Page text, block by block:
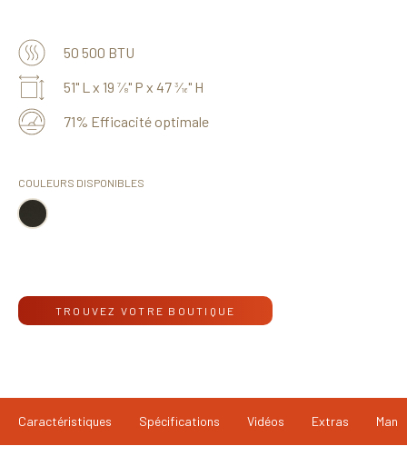
50 500 BTU
51" L x 19 7⁄8" P x 47 3⁄16" H
71% Efficacité optimale
COULEURS DISPONIBLES
TROUVEZ VOTRE BOUTIQUE
Caractéristiques Spécifications Vidéos Extras